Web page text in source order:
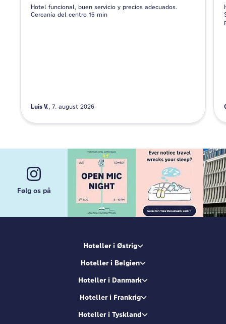
Hotel funcional, buen servicio y precios adecuados.
Cercanía del centro 15 min
Luis V. 7. august 2026
Følg os på
Hoteller i Østrig
Hoteller i Belgien
Hoteller i Danmark
Hoteller i Frankrig
Hoteller i Tyskland